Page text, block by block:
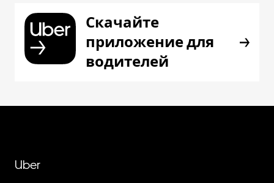
Скачайте
приложение для
водителей
Uber